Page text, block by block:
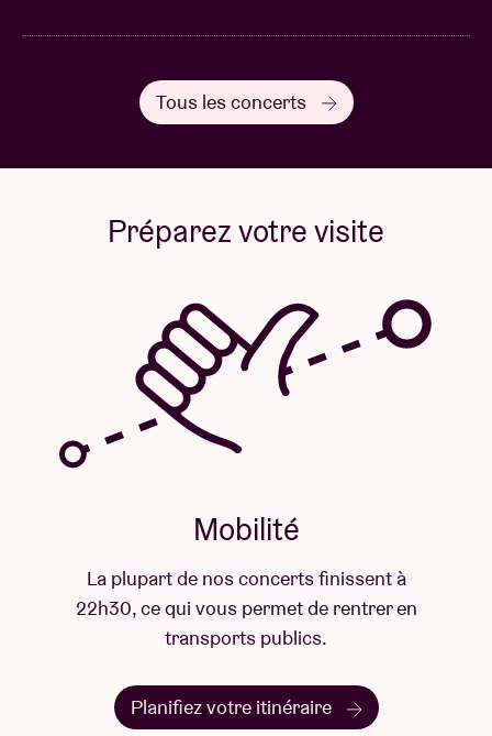
Tous les concerts
Préparez votre visite